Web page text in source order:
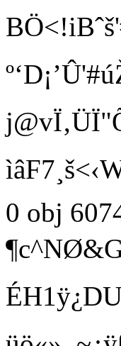
BÖ<!i
0 obj